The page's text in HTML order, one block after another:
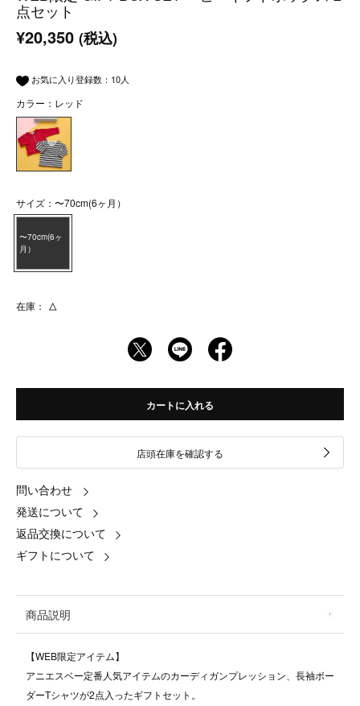
点セット
¥20,350 (税込)
お気に入り登録数： 10人
カラー：レッド
サイズ：〜70cm(6ヶ月）
〜70cm(6ヶ
月）
在庫： △
カートに入れる
店頭在庫を確認する
問い合わせ
発送について
返品交換について
ギフトについて
商品説明
【WEB限定アイテム】
アニエスベー定番人気アイテムのカーディガンプレッション、長袖ボー
ダーTシャツが2点入ったギフトセット。